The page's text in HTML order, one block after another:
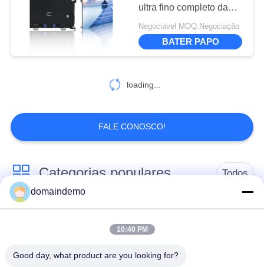
Exposição de diodo
emissor de luz do
perímetro do
estádio
10
Exibição do painel
de resultados LED
10
ultra fino completo da
exposição de diodo
emissor de luz da cor
para eventos grandes
Negociável MOQ:Negociação
BATER PAPO
loading...
FALE CONOSCO!
Categorias populares Todos
publicidade LED
Exibição de LED de
domaindemo
10:40 PM
Good day, what product are you looking for?